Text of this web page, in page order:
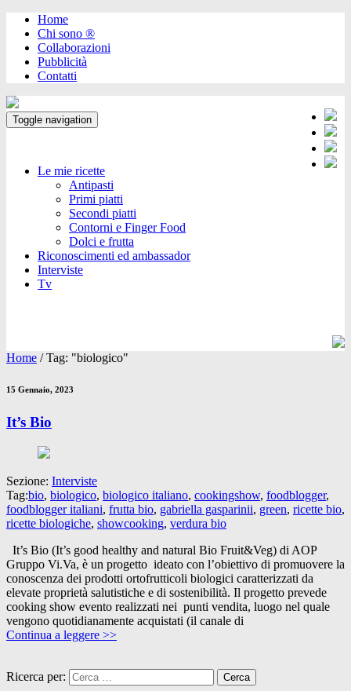
Home
Chi sono ®️
Collaborazioni
Pubblicità
Contatti
Toggle navigation
Le mie ricette
Antipasti
Primi piatti
Secondi piatti
Contorni e Finger Food
Dolci e frutta
Riconoscimenti ed ambassador
Interviste
Tv
Home /Tag: "biologico"
15 Gennaio, 2023
It’s Bio
Sezione: Interviste
Tag:bio, biologico, biologico italiano, cookingshow, foodblogger,
foodblogger italiani, frutta bio, gabriella gasparinii, green, ricette bio,
ricette biologiche, showcooking, verdura bio
It’s Bio (It’s good healthy and natural Bio Fruit&Veg) di AOP
Gruppo Vi.Va, è un progetto ideato con l’obiettivo di promuovere la
conoscenza dei prodotti ortofrutticoli biologici caratterizzati da
elevate proprietà salutistiche e di sostenibilità. Il progetto prevede
cooking show evento realizzati nei punti vendita, luogo nel quale
vengono quotidianamente acquistati (il canale di
Continua a leggere >>
Ricerca per: